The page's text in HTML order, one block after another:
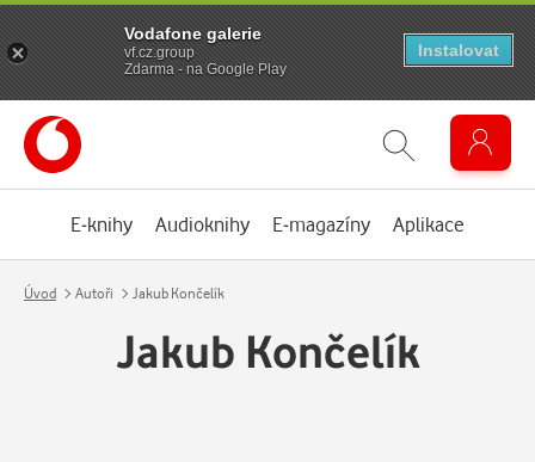
E-knihy Audioknihy E-magazíny Aplikace
Úvod Autoři Jakub Končelík
Jakub Končelík
Vodafone galerie
vf.cz.group
Zdarma - na Google Play
Instalovat